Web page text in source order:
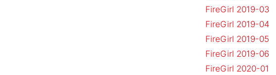
FireGirl 2019-03
FireGirl 2019-04
FireGirl 2019-05
FireGirl 2019-06
FireGirl 2020-01